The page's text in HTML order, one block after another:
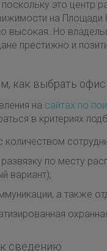
это центр
на Площади
высокая. Но
престижно и
как выбрать офис
на сайтах по
в критериях
по месту
вариант);
а также
сведению